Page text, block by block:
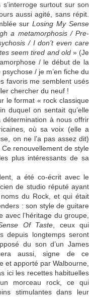
surtout sur son
aussi agité, sans répit.
surLosing My Sense
a metamorphosis / Pre-
/ I don’t even care
seem tired and old» (Je
/ le début de la
/ je m’en fiche du
favoris me semblent usés
chercher du neuf !
le format « rock classique
duquel on sentait qu’elle
à nous offrir
où sa voix (elle a
on ne l’a pas assez dit)
Ce renouvellement de style
plus intéressants de sa
a été co-écrit avec le
de studio réputé ayant
du Rock, et qui était
: son style de guitare
l’héritage du groupe,
Of Taste , ceux qui
depuis longtemps seront
du son d’un James
aussi, signe de ce
et apporté par Walbourne
ici les recettes habituelles
morceau rock, ce qui
stimulantes dans leur